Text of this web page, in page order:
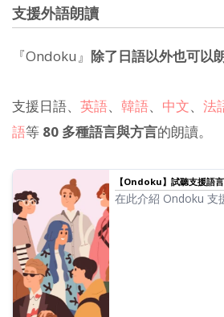
支援外語朗讀
『Ondoku』 除了日語以外也可以
支援日語、 英語、 韓語、 中文、 法
語等 80 多種語言與方言的朗讀。
【Ondoku】試聽支援語
在此介紹 Ondoku 支